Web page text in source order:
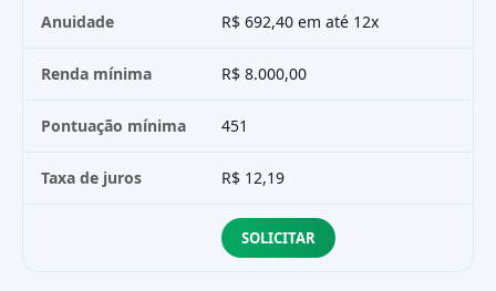
Anuidade R$ 692,40 em até 12x
Renda mínima R$ 8.000,00
Pontuação mínima 451
Taxa de juros R$ 12,19
SOLICITAR